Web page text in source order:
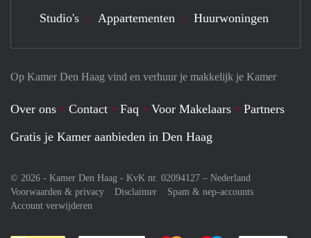
Op Kamer Den Haag vind en verhuur je makkelijk je Kamer
Over ons Contact Faq Voor Makelaars
Partners
Gratis je Kamer aanbieden in Den Haag
© 2026 - Kamer Den Haag - KvK nr. 02094127 – Nederland
Voorwaarden & privacy
Disclaimer
Spam & nep-accounts
Account verwijderen
Studio's Appartementen Huurwoningen